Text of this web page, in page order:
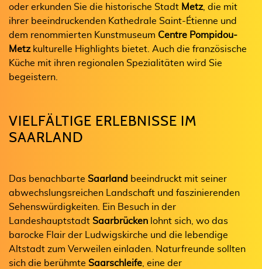
oder erkunden Sie die historische Stadt Metz, die mit
ihrer beeindruckenden Kathedrale Saint-Étienne und
dem renommierten Kunstmuseum Centre Pompidou-
Metzkulturelle Highlights bietet. Auch die französische
Küche mit ihren regionalen Spezialitäten wird Sie
begeistern.
VIELFÄLTIGE ERLEBNISSE IM
SAARLAND
Das benachbarte Saarland beeindruckt mit seiner
abwechslungsreichen Landschaft und faszinierenden
Sehenswürdigkeiten. Ein Besuch in der
Landeshauptstadt Saarbrücken lohnt sich, wo das
barocke Flair der Ludwigskirche und die lebendige
Altstadt zum Verweilen einladen. Naturfreunde sollten
sich die berühmte Saarschleife , eine der